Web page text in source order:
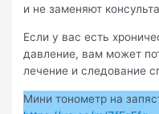
и не заменяют
Если у вас есть
давление, вам может
лечение и следование
Мини тонометр на